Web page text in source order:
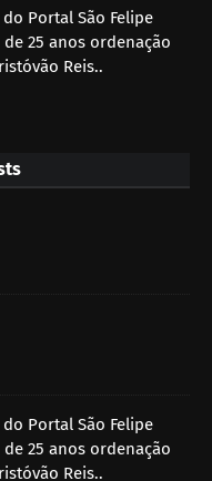
Portal São Felipe
25 anos ordenação
Reis..
Portal São Felipe
25 anos ordenação
Reis..